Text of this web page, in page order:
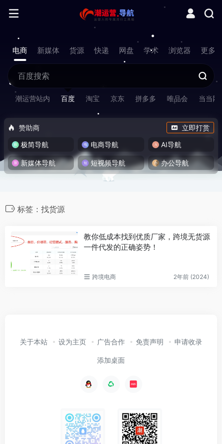
电商 新媒体 货源 快递 网盘 学术 浏览器 更多
潮运营站内 百度 淘宝 京东 拼多多 唯品会 当当网
赞助商
立即打赏
极简导航
电商导航 AI导航
新媒体导航 短视频导航 办公导航
标签：找货源
教你低成本找到优质厂家，跨境无货源
一件代发的正确姿势！
跨境电商 2年前 (2024)
关于本站 设为主页 广告合作 免责声明 申请收录
添加桌面